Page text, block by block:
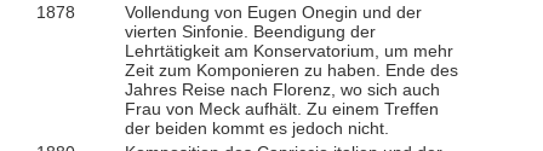
1878
Vollendung von Eugen Onegin und der
vierten Sinfonie. Beendigung der
Lehrtätigkeit am Konservatorium, um mehr
Zeit zum Komponieren zu haben. Ende des
Jahres Reise nach Florenz, wo sich auch
Frau von Meck aufhält. Zu einem Treffen
der beiden kommt es jedoch nicht.